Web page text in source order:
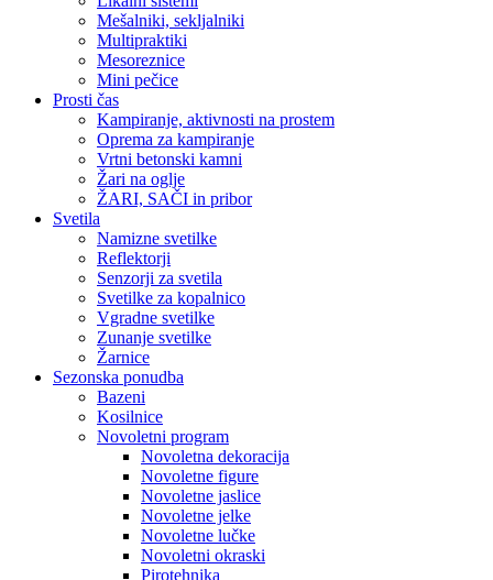
Mešalniki, sekljalniki
Multipraktiki
Mesoreznice
Mini pečice
Prosti čas
Kampiranje, aktivnosti na prostem
Oprema za kampiranje
Vrtni betonski kamni
Žari na oglje
ŽARI, SAČI in pribor
Svetila
Namizne svetilke
Reflektorji
Senzorji za svetila
Svetilke za kopalnico
Vgradne svetilke
Zunanje svetilke
Žarnice
Sezonska ponudba
Bazeni
Kosilnice
Novoletni program
Novoletna dekoracija
Novoletne figure
Novoletne jaslice
Novoletne jelke
Novoletne lučke
Novoletni okraski
Pirotehnika